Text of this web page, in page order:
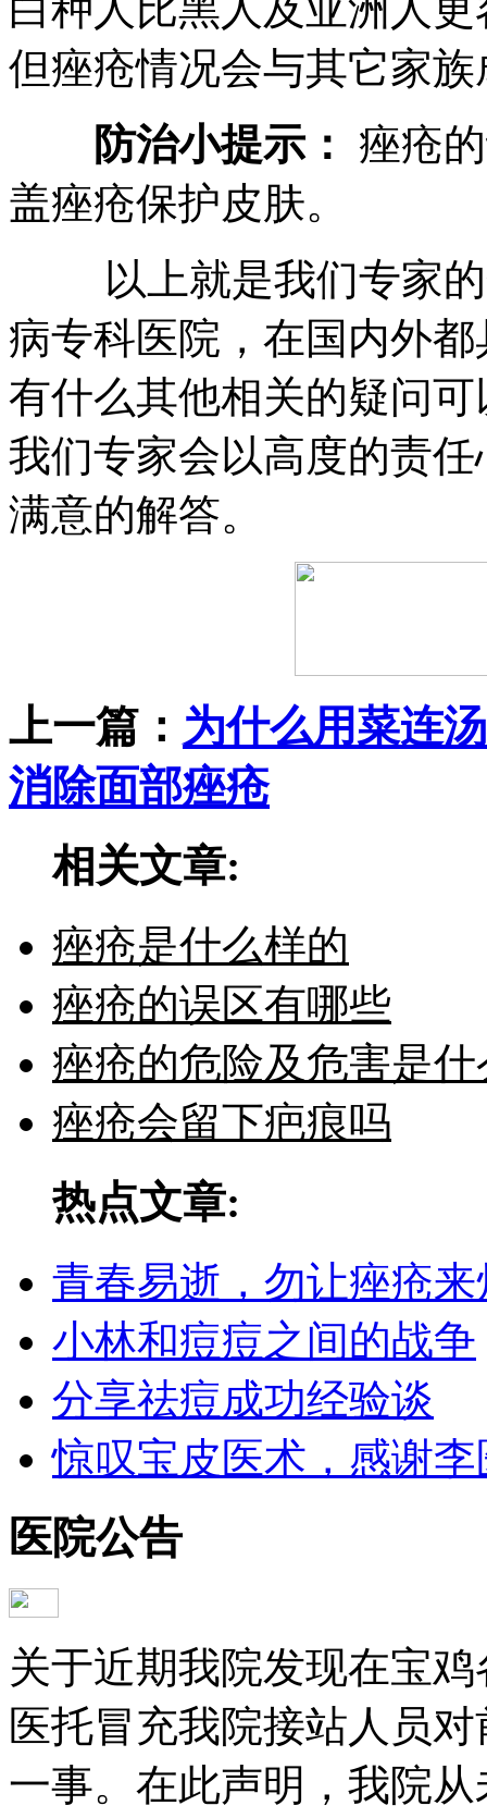
但痤疮情况会与其它家
防治小提示： 痤疮
盖痤疮保护皮肤。
以上就是我们专家的
病专科医院，在国内外
有什么其他相关的疑问
我们专家会以高度的责
满意的解答。
上一篇： 为什么用菜连
消除面部痤疮
相关文章:
痤疮是什么样的
痤疮的误区有哪些
痤疮的危险及危害是什
痤疮会留下疤痕吗
热点文章:
青春易逝，勿让痤疮来
小林和痘痘之间的战争
分享祛痘成功经验谈
惊叹宝皮医术，感谢
医院公告
关于近期我院发现在宝
医托冒充我院接站人员
一事。在此声明，我院